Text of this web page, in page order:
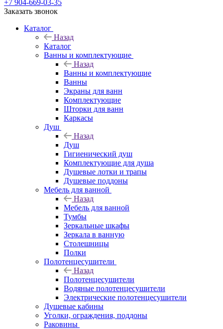
+7 904-669-03-35
Заказать звонок
Каталог
Назад
Каталог
Ванны и комплектующие
Назад
Ванны и комплектующие
Ванны
Экраны для ванн
Комплектующие
Шторки для ванн
Каркасы
Душ
Назад
Душ
Гигиенический душ
Комплектующие для душа
Душевые лотки и трапы
Душевые поддоны
Мебель для ванной
Назад
Мебель для ванной
Тумбы
Зеркальные шкафы
Зеркала в ванную
Столешницы
Полки
Полотенцесушители
Назад
Полотенцесушители
Водяные полотенцесушители
Электрические полотенцесушители
Душевые кабины
Уголки, ограждения, поддоны
Раковины